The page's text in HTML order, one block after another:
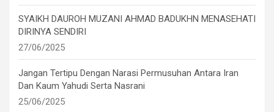
SYAIKH DAUROH MUZANI AHMAD BADUKHN MENASEHATI
DIRINYA SENDIRI
27/06/2025
Jangan Tertipu Dengan Narasi Permusuhan Antara Iran
Dan Kaum Yahudi Serta Nasrani
25/06/2025